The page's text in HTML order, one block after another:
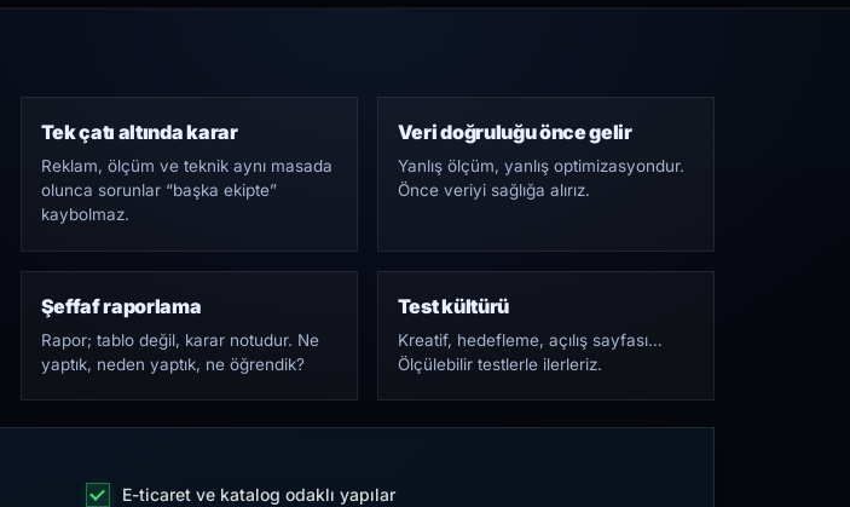
Tek çatı altında karar
Reklam, ölçüm ve teknik aynı masada
olunca sorunlar “başka ekipte”
kaybolmaz.
Veri doğruluğu önce gelir
Yanlış ölçüm, yanlış optimizasyondur.
Önce veriyi sağlığa alırız.
Şeffaf raporlama
Rapor; tablo değil, karar notudur. Ne
yaptık, neden yaptık, ne öğrendik?
Test kültürü
Kreatif, hedefleme, açılış sayfası…
Ölçülebilir testlerle ilerleriz.
E-ticaret ve katalog odaklı yapılar